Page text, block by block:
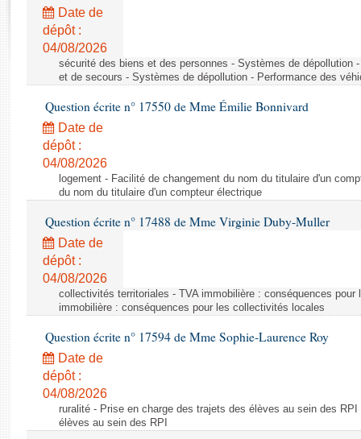
Rapports législatifs
Rapports sur l'application des lois
Baromètre de l’application des lois
Dossiers législatifs
Budget et sécurité sociale
Questions écrites et orales
Comptes rendus des débats
Date de
dépôt :
04/08/2026
sécurité des biens et des personnes - Systèmes de dépollution
et de secours - Systèmes de dépollution - Performance des
Question écrite n° 17550 de Mme Émilie Bonnivard
Date de
dépôt :
04/08/2026
logement - Facilité de changement du nom du titulaire d'un
du nom du titulaire d'un compteur électrique
Question écrite n° 17488 de Mme Virginie Duby-Muller
Date de
dépôt :
04/08/2026
collectivités territoriales - TVA immobilière : conséquences
immobilière : conséquences pour les collectivités locales
Question écrite n° 17594 de Mme Sophie-Laurence Roy
Date de
dépôt :
04/08/2026
ruralité - Prise en charge des trajets des élèves au sein des
élèves au sein des RPI